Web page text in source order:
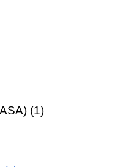
(1)